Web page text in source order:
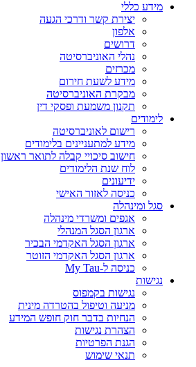
מידע כללי
יצירת קשר ודרכי הגעה
אלפון
דרושים
נהלי האוניברסיטה
מכרזים
מידע לשעת חירום
מבקרת האוניברסיטה
תקנון משמעת ופסקי דין
לימודים
רישום לאוניברסיטה
מידע למתעניינים בלימודים
חישוב סיכויי קבלה לתואר ראשון
לוח שנת הלימודים
ידיעונים
כניסה לאזור האישי
סגל ומינהלה
אגפים ומשרדי מינהלה
ארגון הסגל המנהלי
ארגון הסגל האקדמי הבכיר
ארגון הסגל האקדמי הזוטר
כניסה ל-My Tau
נגישות
נגישות בקמפוס
מניעה וטיפול בהטרדה מינית
הנחיות בדבר חוק חופש המידע
הצהרת נגישות
הגנת הפרטיות
תנאי שימוש